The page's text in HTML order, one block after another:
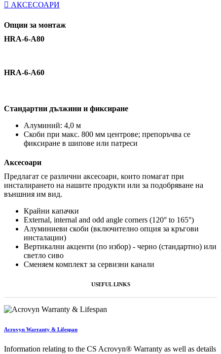
АКСЕСОАРИ
Опции за монтаж
HRA-6-A80
HRA-6-A60
Стандартни дължини и фиксиране
Алуминий: 4,0 м
Скоби при макс. 800 мм центрове; препоръчва се
фиксиране в шипове или патреси
Аксесоари
Предлагат се различни аксесоари, които помагат при
инсталирането на нашите продукти или за подобряване на
външния им вид.
Крайни капачки
External, internal and odd angle corners (120° to 165°)
Алуминиеви скоби (включително опция за кръгови
инсталации)
Вертикални акценти (по избор) - черно (стандартно) или
светло сиво
Сменяем комплект за сервизни канали
USEFUL LINKS
Acrovyn Warranty & Lifespan
Information relating to the CS Acrovyn® Warranty as well as details